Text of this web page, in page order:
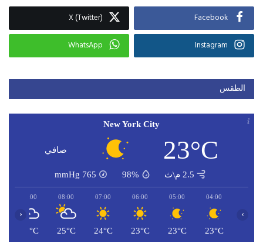
Facebook
X (Twitter)
Instagram
WhatsApp
الطقس
New York City
23°C صافي
2.5 م\ث 98%
765
mmHg
04:00
23°C
05:00
23°C
06:00
23°C
07:00
24°C
08:00
25°C
09:00
27°C
‹ ›